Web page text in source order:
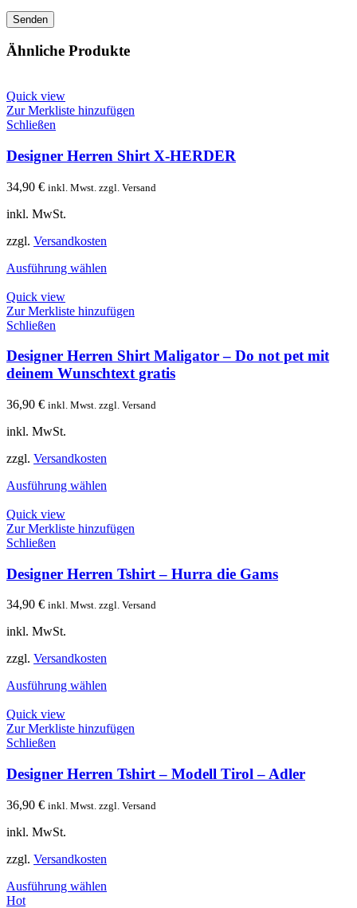
Ähnliche Produkte
Quick view
Zur Merkliste hinzufügen
Schließen
Designer Herren Shirt X-HERDER
34,90 € inkl. Mwst. zzgl. Versand
inkl. MwSt.
zzgl. Versandkosten
Ausführung wählen
Quick view
Zur Merkliste hinzufügen
Schließen
Designer Herren Shirt Maligator – Do not pet mit
deinem Wunschtext gratis
36,90 € inkl. Mwst. zzgl. Versand
inkl. MwSt.
zzgl. Versandkosten
Ausführung wählen
Quick view
Zur Merkliste hinzufügen
Schließen
Designer Herren Tshirt – Hurra die Gams
34,90 € inkl. Mwst. zzgl. Versand
inkl. MwSt.
zzgl. Versandkosten
Ausführung wählen
Quick view
Zur Merkliste hinzufügen
Schließen
Designer Herren Tshirt – Modell Tirol – Adler
36,90 € inkl. Mwst. zzgl. Versand
inkl. MwSt.
zzgl. Versandkosten
Ausführung wählen
Hot